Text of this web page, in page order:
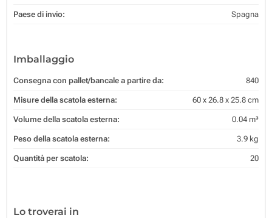
Paese di invio: Spagna
Imballaggio
Consegna con pallet/bancale a partire da: 840
Misure della scatola esterna: 60 x 26.8 x 25.8 cm
Volume della scatola esterna: 0.04 m³
Peso della scatola esterna: 3.9 kg
Quantità per scatola: 20
Lo troverai in